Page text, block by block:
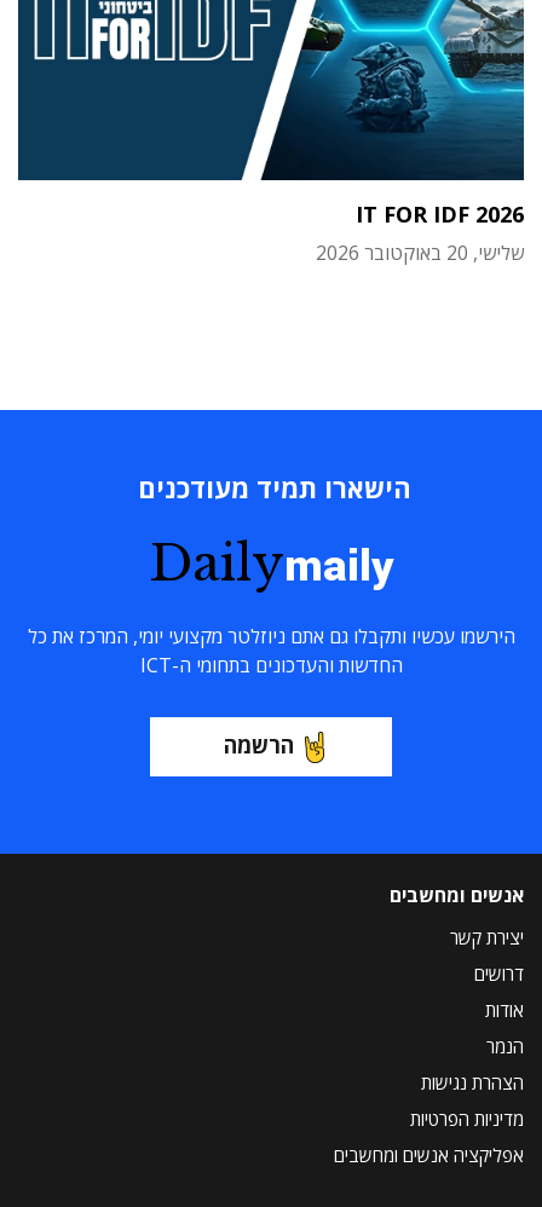
IT FOR IDF 2026
שלישי, 20 באוקטובר 2026
הישארו תמיד מעודכנים
Dailymaily
הירשמו עכשיו ותקבלו גם אתם ניוזלטר מקצועי יומי, המרכז את כל
החדשות והעדכונים בתחומי ה-ICT
הרשמה
אנשים ומחשבים
יצירת קשר
דרושים
אודות
הנמר
הצהרת נגישות
מדיניות הפרטיות
אפליקציה אנשים ומחשבים